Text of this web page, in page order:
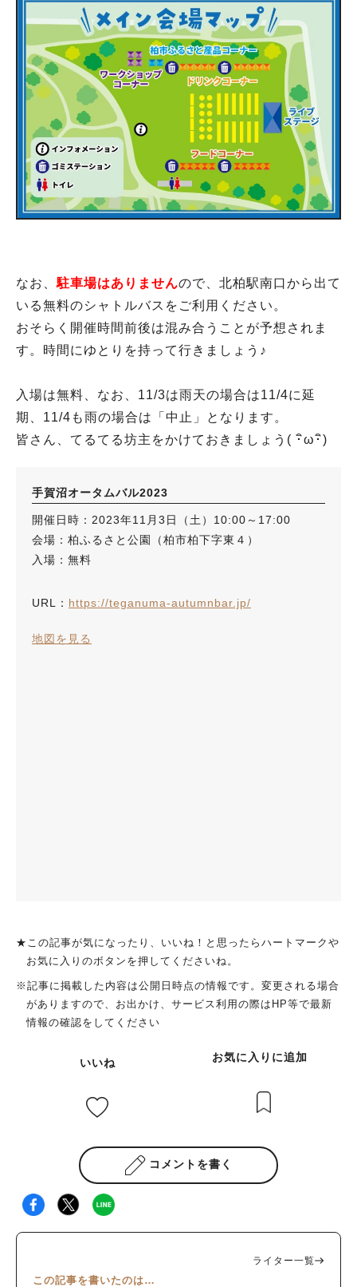
なお、 駐車場はありませんので、北柏駅南口から出て
いる無料のシャトルバスをご利用ください。
おそらく開催時間前後は混み合うことが予想されま
す。時間にゆとりを持って行きましょう♪
入場は無料、なお、11/3は雨天の場合は11/4に延
期、11/4も雨の場合は「中止」となります。
皆さん、てるてる坊主をかけておきましょう( ･ิω･ิ)
手賀沼オータムバル2023
開催日時：2023年11月3日（土）10:00～17:00
会場：柏ふるさと公園（柏市柏下字東４）
入場：無料
URL： https://teganuma-autumnbar.jp/
地図を見る
★この記事が気になったり、いいね！と思ったらハートマークや
お気に入りのボタンを押してくださいね。
※記事に掲載した内容は公開日時点の情報です。変更される場合
がありますので、お出かけ、サービス利用の際はHP等で最新
情報の確認をしてください
いいね お気に入りに追加
コメントを書く
ライター一覧
この記事を書いたのは…